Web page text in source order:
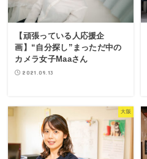
【頑張っている人応援企
画】“自分探し”まっただ中の
カメラ女子Maaさん
2021.09.13
大阪